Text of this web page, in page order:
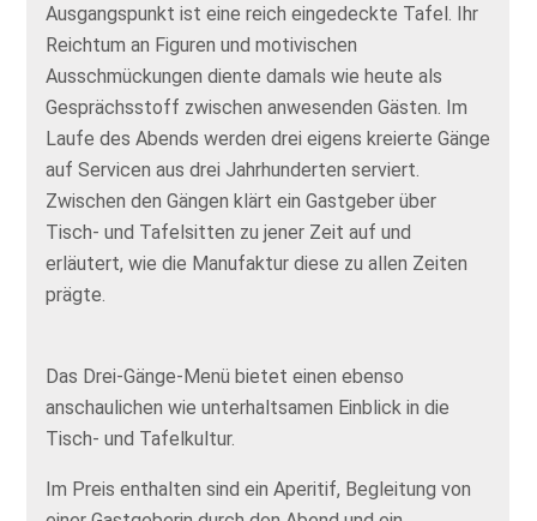
Ausgangspunkt ist eine reich eingedeckte Tafel. Ihr
Reichtum an Figuren und motivischen
Ausschmückungen diente damals wie heute als
Gesprächsstoff zwischen anwesenden Gästen. Im
Laufe des Abends werden drei eigens kreierte Gänge
auf Servicen aus drei Jahrhunderten serviert.
Zwischen den Gängen klärt ein Gastgeber über
Tisch- und Tafelsitten zu jener Zeit auf und
erläutert, wie die Manufaktur diese zu allen Zeiten
prägte.
Das Drei-Gänge-Menü bietet einen ebenso
anschaulichen wie unterhaltsamen Einblick in die
Tisch- und Tafelkultur.
Im Preis enthalten sind ein Aperitif, Begleitung von